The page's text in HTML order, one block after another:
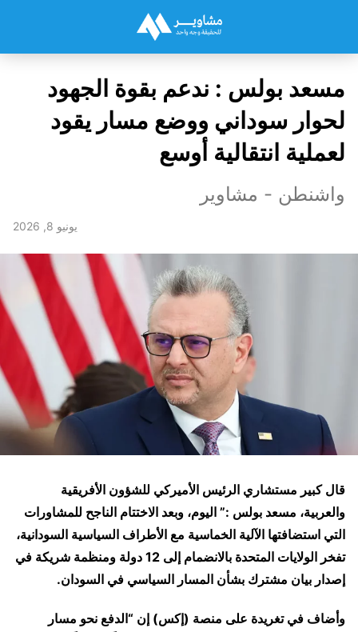
مسعد بولس : ندعم بقوة الجهود
لحوار سوداني ووضع مسار يقود
لعملية انتقالية أوسع
واشنطن - مشاوير
يونيو 8, 2026
قال كبير مستشاري الرئيس الأميركي للشؤون الأفريقية
والعربية، مسعد بولس :” اليوم، وبعد الاختتام الناجح للمشاورات
التي استضافتها الآلية الخماسية مع الأطراف السياسية السودانية،
تفخر الولايات المتحدة بالانضمام إلى 12 دولة ومنظمة شريكة في
إصدار بيان مشترك بشأن المسار السياسي في السودان.
وأضاف في تغريدة على منصة (إكس) إن “الدفع نحو مسار